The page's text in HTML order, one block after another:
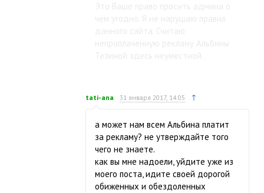
tati-ana 31 января 2017, 14:05 ↑
а может нам всем Альбина платит
за рекламу? не утверждайте того
чего не знаете.
как вы мне надоели, уйдите уже из
моего поста, идите своей дорогой
обиженных и обездоленных